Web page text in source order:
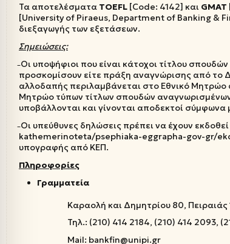
Τα αποτελέσματα TOEFL [Code: 4142] και GMAT
[University of Piraeus, Department of Banking &
διεξαγωγής των εξετάσεων.
Σημειώσεις:
Οι υποψήφιοι που είναι κάτοχοι τίτλου
προσκομίσουν είτε πράξη αναγνώρισης από το
αλλοδαπής περιλαμβάνεται στο Εθνικό
Μητρώο τύπων τίτλων σπουδών
υποβάλλονται και γίνονται αποδεκτοί σύμφωνα
Οι υπεύθυνες δηλώσεις πρέπει να έχουν
kathemerinoteta/psephiaka-eggrapha-gov-gr/
υπογραφής από ΚΕΠ.
Πληροφορίες
Γραμματεία
Καραολή και Δημητρίου 80, Πειραιάς
Τηλ.: (210) 414 2184, (210) 414 2093,
Mail: bankfin@unipi.gr